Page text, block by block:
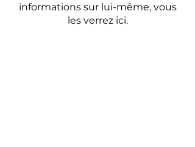
informations sur lui-même, vous
les verrez ici.